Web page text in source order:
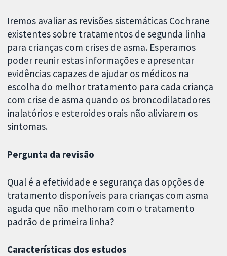
Iremos avaliar as revisões sistemáticas Cochrane
existentes sobre tratamentos de segunda linha
para crianças com crises de asma. Esperamos
poder reunir estas informações e apresentar
evidências capazes de ajudar os médicos na
escolha do melhor tratamento para cada criança
com crise de asma quando os broncodilatadores
inalatórios e esteroides orais não aliviarem os
sintomas.
Pergunta da revisão
Qual é a efetividade e segurança das opções de
tratamento disponíveis para crianças com asma
aguda que não melhoram com o tratamento
padrão de primeira linha?
Características dos estudos